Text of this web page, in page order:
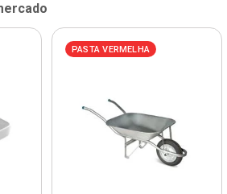
PASTA VERMELHA